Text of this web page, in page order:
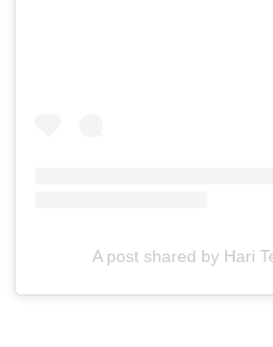
A post shared by Hari